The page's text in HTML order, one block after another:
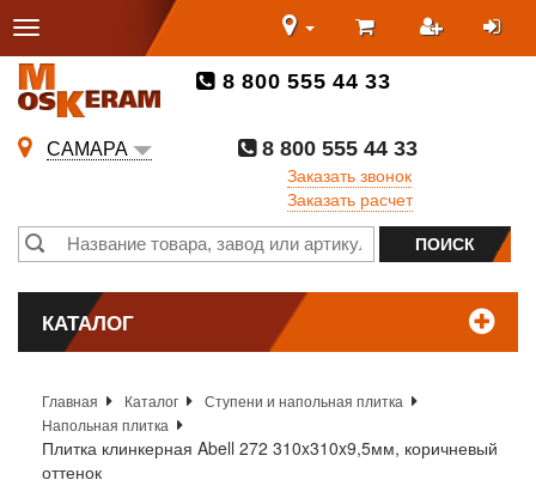
8 800 555 44 33
САМАРА
8 800 555 44 33
Заказать звонок
Заказать расчет
КАТАЛОГ
Главная Каталог
Ступени и напольная плитка
Напольная плитка
Плитка клинкерная Abell 272 310x310x9,5мм, коричневый
оттенок